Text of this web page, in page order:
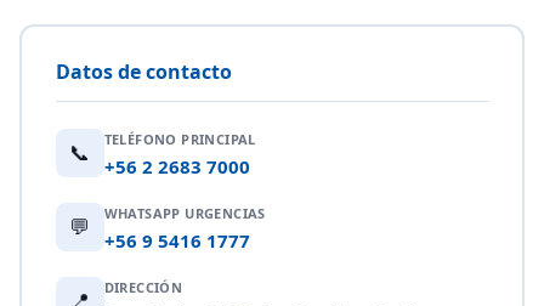
Datos de contacto
📞 TELÉFONO PRINCIPAL
+56 2 2683 7000
💬 WHATSAPP URGENCIAS
+56 9 5416 1777
DIRECCIÓN